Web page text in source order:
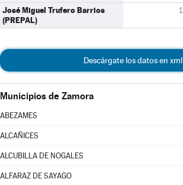
José Miguel Trufero Barrios
(PREPAL)
1
Descárgate los datos en xml
Municipios de Zamora
ABEZAMES
ALCAÑICES
ALCUBILLA DE NOGALES
ALFARAZ DE SAYAGO